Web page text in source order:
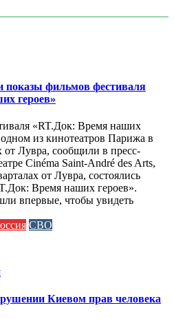
фильмов фестиваля
героев»
«RT.Док: Время наших
одном из кинотеатров Парижа в
от Лувра, сообщили в пресс-
Cinéma Saint-André des Arts,
от Лувра, состоялись
Время наших героев».
впервые, чтобы увидеть
СВО
Киевом прав человека